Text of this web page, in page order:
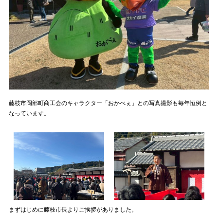
藤枝市岡部町商工会のキャラクター「おかべぇ」との写真撮影も毎年恒例と
なっています。
まずはじめに藤枝市長よりご挨拶がありました。